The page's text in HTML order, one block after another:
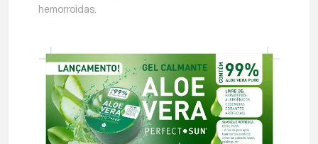
hemorroidas.